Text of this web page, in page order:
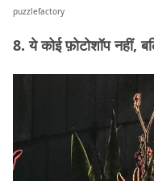
puzzlefactory
8. ये कोई फ़ोटोशॉप नहीं,